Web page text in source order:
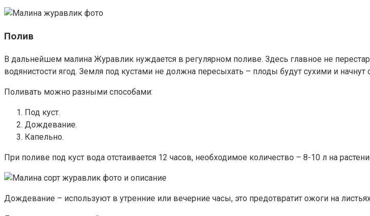
Полив
В дальнейшем малина Журавлик нуждается в регулярном поливе. Здесь главное не
водянистости ягод. Земля под кустами не должна пересыхать – плоды будут сухими и начнут
Поливать можно разными способами:
Под куст.
Дождевание.
Капельно.
При поливе под куст вода отстаивается 12 часов, необходимое количество – 8-10 л на
Дождевание – используют в утренние или вечерние часы, это предотвратит ожоги на